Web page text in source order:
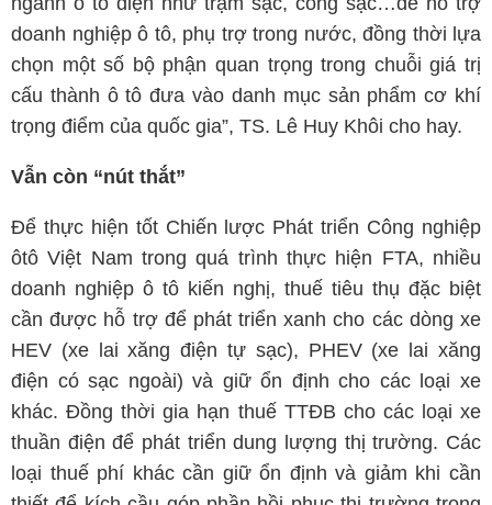
doanh nghiệp ô tô, phụ trợ trong nước, đồng thời lựa
chọn một số bộ phận quan trọng trong chuỗi giá trị
cấu thành ô tô đưa vào danh mục sản phẩm cơ khí
trọng điểm của quốc gia”, TS. Lê Huy Khôi cho hay.
Vẫn còn “nút thắt”
Để thực hiện tốt Chiến lược Phát triển Công nghiệp
ôtô Việt Nam trong quá trình thực hiện FTA, nhiều
doanh nghiệp ô tô kiến nghị, thuế tiêu thụ đặc biệt
cần được hỗ trợ để phát triển xanh cho các dòng xe
HEV (xe lai xăng điện tự sạc), PHEV (xe lai xăng
điện có sạc ngoài) và giữ ổn định cho các loại xe
khác. Đồng thời gia hạn thuế TTĐB cho các loại xe
thuần điện để phát triển dung lượng thị trường. Các
loại thuế phí khác cần giữ ổn định và giảm khi cần